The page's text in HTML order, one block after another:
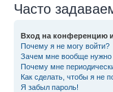
Часто
Вход на конференцию
Почему я не могу войти?
Зачем мне вообще нужно
Почему мне
Как сделать, чтобы я не
Я забыл пароль!